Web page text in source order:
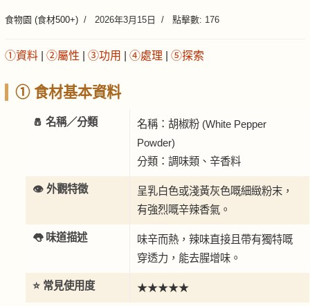
食物園 (食材500+) 2026年3月15日 點擊數: 176
①資料 ②屬性 ③功用 ④處理 ⑤探索
① 食材基本資料
🧂 名稱／分類
名稱：胡椒粉 (White Pepper
Powder)
分類：調味類、辛香料
👁️ 外觀特徵
呈乳白色或淺黃灰色嘅細緻粉末，
有強烈嘅辛辣香氣。
👅 味道描述
味辛而熱，辣味直接且帶有獨特嘅
穿透力，能去腥增味。
⭐ 常見使用度 ★★★★★